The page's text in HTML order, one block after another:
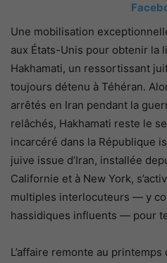
Une mobilisation
aux États-Unis pour obtenir la
Hakhamati, un ressortissant
toujours détenu à Téhéran.
arrêtés en Iran pendant la
relâchés, Hakhamati reste le
incarcéré dans la République
juive issue d’Iran, installée
Californie et à New York,
multiples interlocuteurs — y
hassidiques influents — pour
L’affaire remonte au printemps